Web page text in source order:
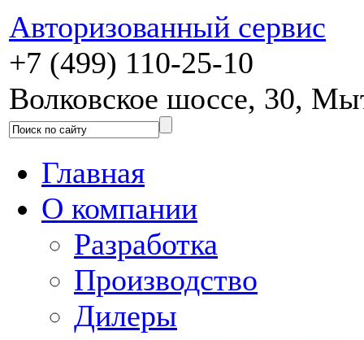
Авторизованный сервис
+7 (499) 110-25-10
Волковское шоссе, 30,
Главная
О компании
Разработка
Производство
Дилеры